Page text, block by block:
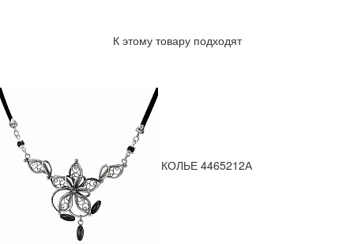
К этому товару подходят
КОЛЬЕ 4465212А